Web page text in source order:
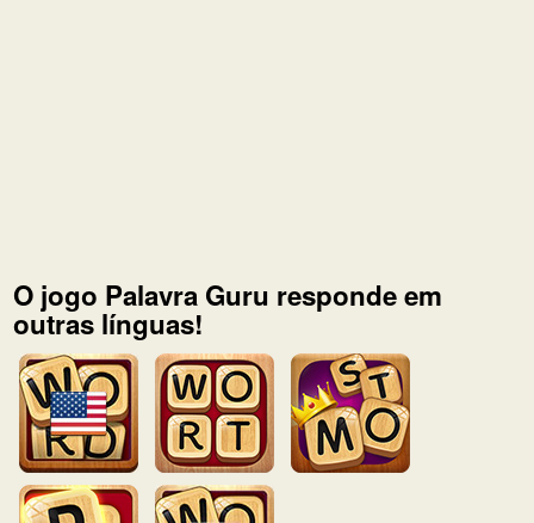
O jogo Palavra Guru responde em
outras línguas!